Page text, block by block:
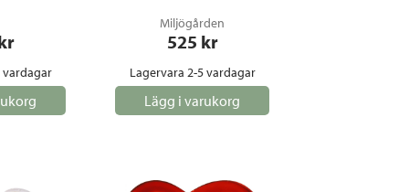
vardagar
Miljögården
525 kr
Lagervara 2-5 vardagar
Lägg i varukorg